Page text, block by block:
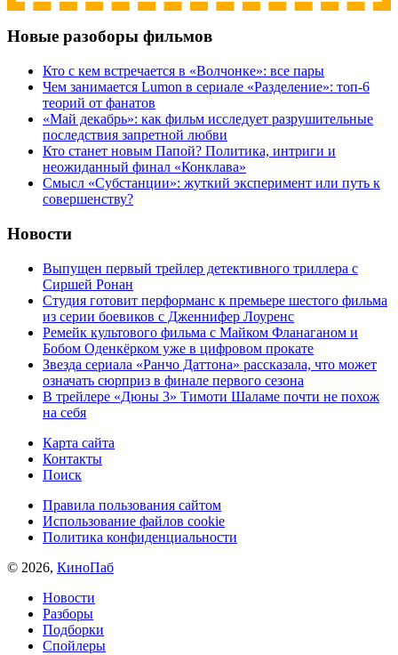
Новые разоборы фильмов
Кто с кем встречается в «Волчонке»: все пары
Чем занимается Lumon в сериале «Разделение»: топ-6
теорий от фанатов
«Май декабрь»: как фильм исследует разрушительные
последствия запретной любви
Кто станет новым Папой? Политика, интриги и
неожиданный финал «Конклава»
Cмысл «Субстанции»: жуткий эксперимент или путь к
совершенству?
Новости
Выпущен первый трейлер детективного триллера с
Сиршей Ронан
Студия готовит перформанс к премьере шестого фильма
из серии боевиков с Дженнифер Лоуренс
Ремейк культового фильма с Майком Фланаганом и
Бобом Оденкёрком уже в цифровом прокате
Звезда сериала «Ранчо Даттона» рассказала, что может
означать сюрприз в финале первого сезона
В трейлере «Дюны 3» Тимоти Шаламе почти не похож
на себя
Карта сайта
Контакты
Поиск
Правила пользования сайтом
Использование файлов cookie
Политика конфиденциальности
© 2026, КиноПаб
Новости
Разборы
Подборки
Спойлеры